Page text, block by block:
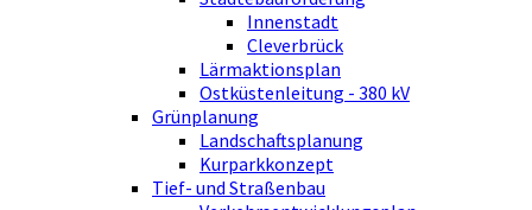
Innenstadt
Cleverbrück
Lärmaktionsplan
Ostküstenleitung - 380 kV
Grünplanung
Landschaftsplanung
Kurparkkonzept
Tief- und Straßenbau